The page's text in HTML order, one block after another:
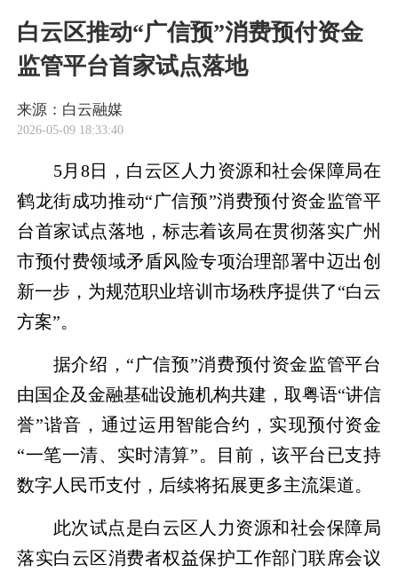
白云区推动“广信预”消费预付资金
监管平台首家试点落地
来源：白云融媒
2026-05-09 18:33:40
5月8日，白云区人力资源和社会保障局在
鹤龙街成功推动“广信预”消费预付资金监管平
台首家试点落地，标志着该局在贯彻落实广州
市预付费领域矛盾风险专项治理部署中迈出创
新一步，为规范职业培训市场秩序提供了“白云
方案”。
据介绍，“广信预”消费预付资金监管平台
由国企及金融基础设施机构共建，取粤语“讲信
誉”谐音，通过运用智能合约，实现预付资金
“一笔一清、实时清算”。目前，该平台已支持
数字人民币支付，后续将拓展更多主流渠道。
此次试点是白云区人力资源和社会保障局
落实白云区消费者权益保护工作部门联席会议